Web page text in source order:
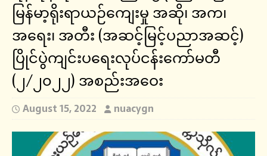
မြန်မာ့ရိုးရာယဉ်ကျေးမှု အဆို၊ အက၊
အရေး၊ အတီး (အဆင့်မြင့်ပညာအဆင့်)
ပြိုင်ပွဲကျင်းပရေးလုပ်ငန်းကော်မတီ
(၂/၂၀၂၂) အစည်းအဝေး
August 15, 2022 nuacygn